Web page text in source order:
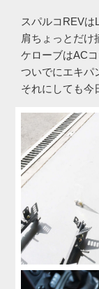
スパルコREVは
肩ちょっとだけ
ケローブはAC
ついでにエキパ
それにしても今